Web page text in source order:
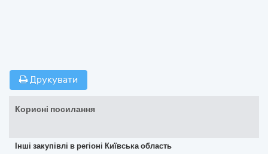
Друкувати
Корисні посилання
Інші закупівлі в регіоні Київська область